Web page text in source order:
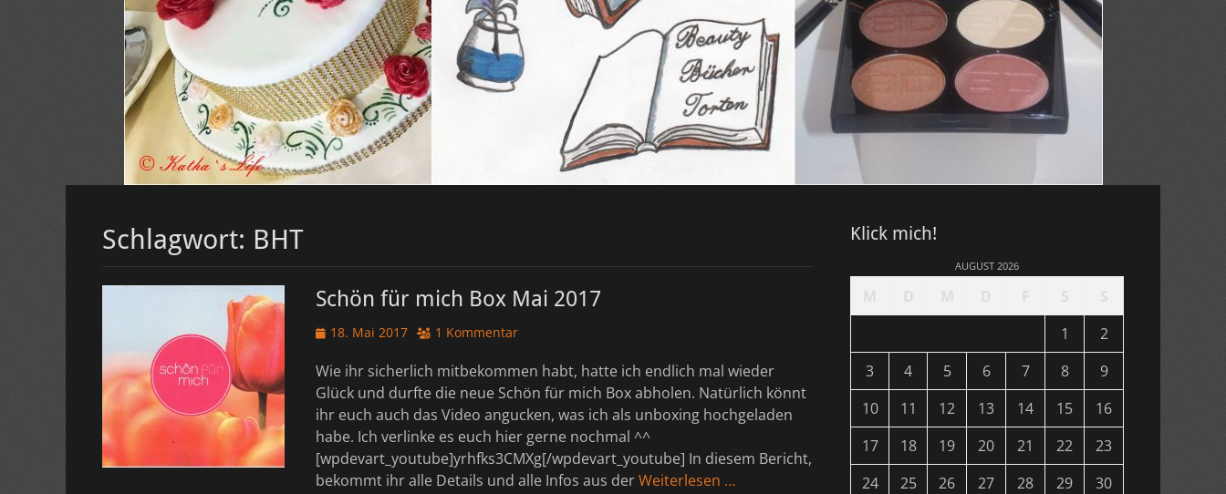
Schlagwort: BHT
Schön für mich Box Mai 2017
Veröffentlicht
18. Mai 2017 1 Kommentar
Wie ihr sicherlich mitbekommen habt, hatte ich endlich mal wieder
Glück und durfte die neue Schön für mich Box abholen. Natürlich könnt
ihr euch auch das Video angucken, was ich als unboxing hochgeladen
habe. Ich verlinke es euch hier gerne nochmal ^^
[wpdevart_youtube]yrhfks3CMXg[/wpdevart_youtube] In diesem Bericht,
bekommt ihr alle Details und alle Infos aus derWeiterlesen …
Klick mich!
AUGUST 2026
1
2
3
4 5 6 7 8
9
10
11 12 13 14 15
16
17
18 19 20 21 22
23
24
25 26 27 28 29
30